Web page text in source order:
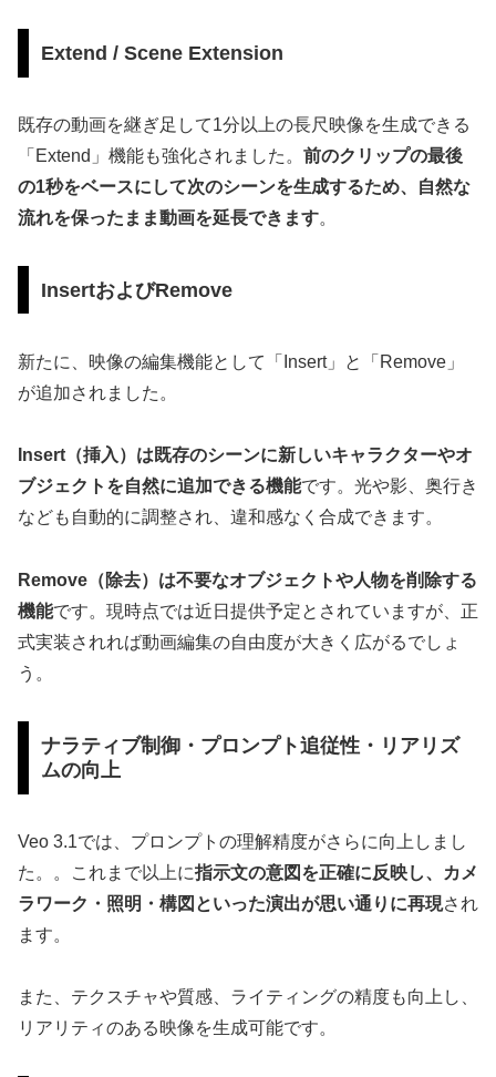
Extend / Scene Extension
既存の動画を継ぎ足して1分以上の長尺映像を生成できる
「Extend」機能も強化されました。 前のクリップの最後
の1秒をベースにして次のシーンを生成するため、自然な
流れを保ったまま動画を延長できます。
InsertおよびRemove
新たに、映像の編集機能として「Insert」と「Remove」
が追加されました。
Insert（挿入）は既存のシーンに新しいキャラクターやオ
ブジェクトを自然に追加できる機能です。光や影、奥行き
なども自動的に調整され、違和感なく合成できます。
Remove（除去）は不要なオブジェクトや人物を削除する
機能です。現時点では近日提供予定とされていますが、正
式実装されれば動画編集の自由度が大きく広がるでしょ
う。
ナラティブ制御・プロンプト追従性・リアリズ
ムの向上
Veo 3.1では、プロンプトの理解精度がさらに向上しまし
た。。これまで以上に指示文の意図を正確に反映し、カメ
ラワーク・照明・構図といった演出が思い通りに再現され
ます。
また、テクスチャや質感、ライティングの精度も向上し、
リアリティのある映像を生成可能です。